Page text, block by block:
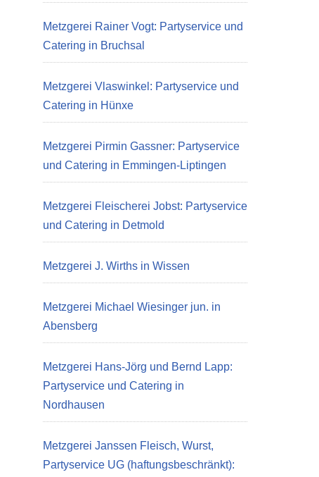
Metzgerei Rainer Vogt: Partyservice und
Catering in Bruchsal
Metzgerei Vlaswinkel: Partyservice und
Catering in Hünxe
Metzgerei Pirmin Gassner: Partyservice
und Catering in Emmingen-Liptingen
Metzgerei Fleischerei Jobst: Partyservice
und Catering in Detmold
Metzgerei J. Wirths in Wissen
Metzgerei Michael Wiesinger jun. in
Abensberg
Metzgerei Hans-Jörg und Bernd Lapp:
Partyservice und Catering in
Nordhausen
Metzgerei Janssen Fleisch, Wurst,
Partyservice UG (haftungsbeschränkt):